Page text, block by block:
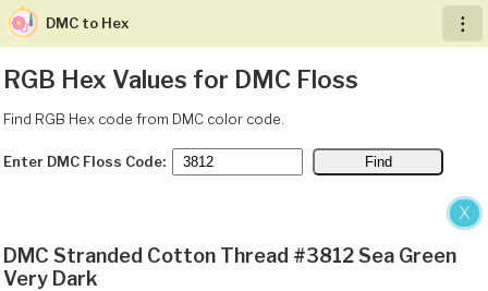
X
︙
DMC to Hex
RGB Hex Values for DMC Floss
Find RGB Hex code from DMC color code.
Enter DMC Floss Code:
DMC Stranded Cotton Thread #3812 Sea Green
Very Dark